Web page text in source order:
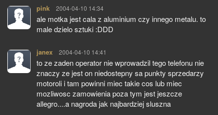
pink pisze:
2004-04-10 14:34
ale motka jest cala z aluminium czy innego metalu. to
male dzielo sztuki :DDD
janex pisze:
2004-04-10 14:41
to ze zaden operator nie wprowadzil tego telefonu nie
znaczy ze jest on niedostepny sa punkty sprzedarzy
motoroli i tam powinni miec takie cos lub miec
mozliwosc zamowienia poza tym jest jeszcze
allegro....a nagroda jak najbardziej sluszna